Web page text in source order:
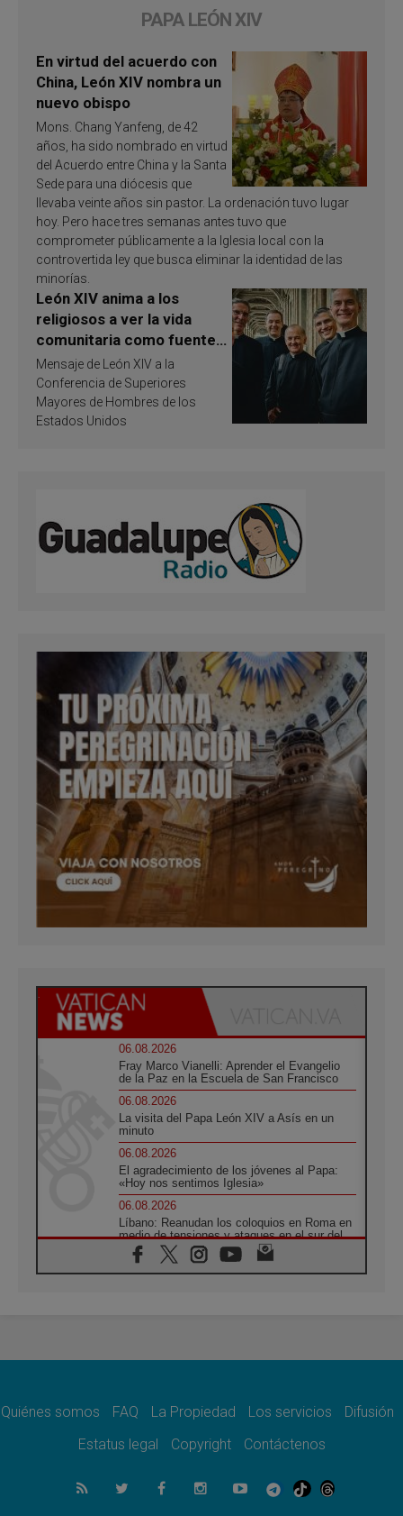
PAPA LEÓN XIV
En virtud del acuerdo con
China, León XIV nombra un
nuevo obispo
Mons. Chang Yanfeng, de 42
años, ha sido nombrado en virtud
del Acuerdo entre China y la Santa
Sede para una diócesis que
llevaba veinte años sin pastor. La ordenación tuvo lugar
hoy. Pero hace tres semanas antes tuvo que
comprometer públicamente a la Iglesia local con la
controvertida ley que busca eliminar la identidad de las
minorías.
León XIV anima a los
religiosos a ver la vida
comunitaria como fuente
de inspiración y
santificación
Mensaje de León XIV a la
Conferencia de Superiores
Mayores de Hombres de los
Estados Unidos
06.08.2026
Fray Marco Vianelli: Aprender el Evangelio
de la Paz en la Escuela de San Francisco
06.08.2026
La visita del Papa León XIV a Asís en un
minuto
06.08.2026
El agradecimiento de los jóvenes al Papa:
«Hoy nos sentimos Iglesia»
06.08.2026
Líbano: Reanudan los coloquios en Roma en
medio de tensiones y ataques en el sur del
país
06.08.2026
noticia para todo el Uruguay
León XIV: La revolución del Evangelio
06.08.2026
La Iglesia en Ceuta: caridad y esperanza
Quiénes somos FAQ La Propiedad Los servicios
Difusión
Estatus legal
Copyright Contáctenos